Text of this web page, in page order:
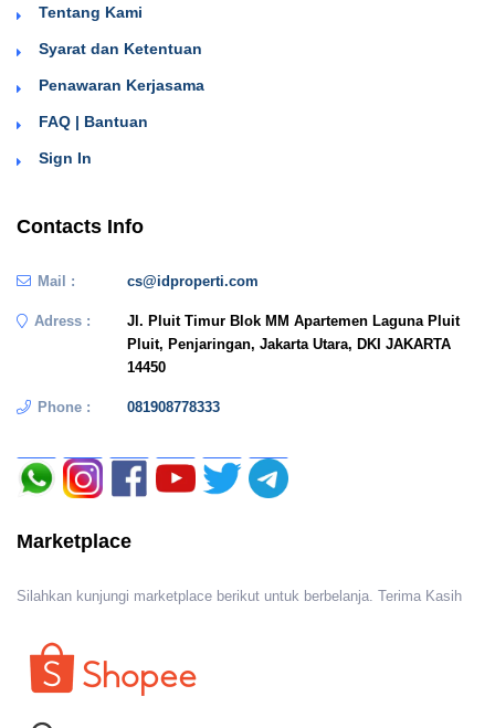
Tentang Kami
Syarat dan Ketentuan
Penawaran Kerjasama
FAQ | Bantuan
Sign In
Contacts Info
Mail : cs@idproperti.com
Adress :
Jl. Pluit Timur Blok MM Apartemen Laguna Pluit
Pluit, Penjaringan, Jakarta Utara, DKI JAKARTA
14450
Phone : 081908778333
Marketplace
Silahkan kunjungi marketplace berikut untuk berbelanja. Terima Kasih